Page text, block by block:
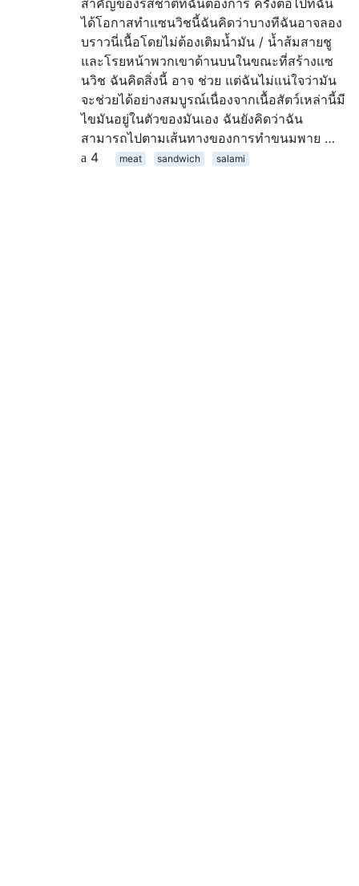
ได้โอกาสทำแซนวิชนี้ฉันคิดว่าบางทีฉันอาจลอง
บราวนี่เนื้อโดยไม่ต้องเติมน้ำมัน / น้ำส้มสายชู
และโรยหน้าพวกเขาด้านบนในขณะที่สร้างแซ
นวิช ฉันคิดสิ่งนี้ อาจ ช่วย แต่ฉันไม่แน่ใจว่ามัน
จะช่วยได้อย่างสมบูรณ์เนื่องจากเนื้อสัตว์เหล่านี้มี
ไขมันอยู่ในตัวของมันเอง ฉันยังคิดว่าฉัน
สามารถไปตามเส้นทางของการทำขนมพาย …
4
meat sandwich salami